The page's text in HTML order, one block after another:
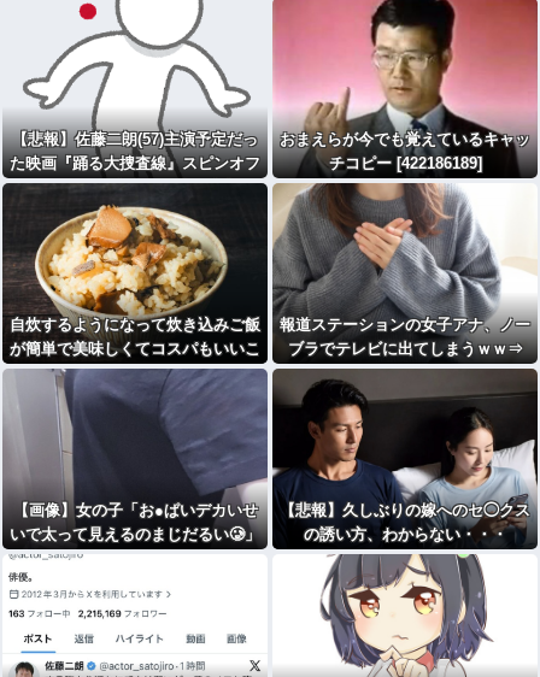
【悲報】佐藤二朗(57)主演予定だっ
た映画『踊る大捜査線』スピンオフ
作品の撮影中止が正式に決定
おまえらが今でも覚えているキャッ
チコピー [422186189]
自炊するようになって炊き込みご飯
が簡単で美味しくてコスパもいいこ
とに気づいた
報道ステーションの女子アナ、ノー
ブラでテレビに出てしまうｗｗ⇒
（※画像あり）
【画像】女の子「お●ぱいデカいせ
いで太って見えるのまじだるい🥲」
【悲報】久しぶりの嫁へのセ◯クス
の誘い方、わからない・・・